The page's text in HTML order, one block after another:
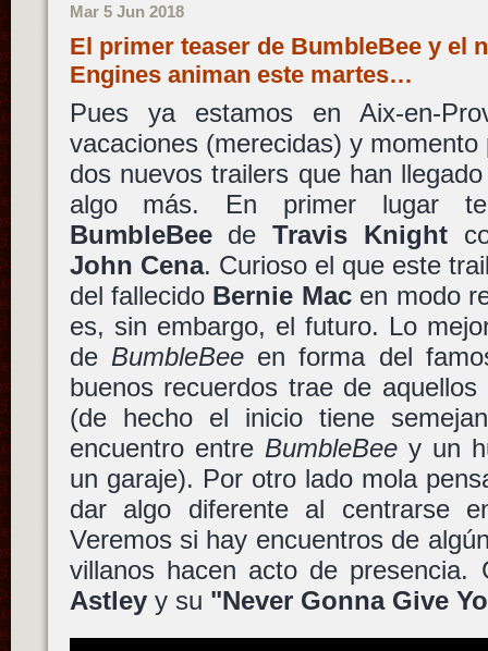
Mar 5 Jun 2018
El primer teaser de BumbleBee y el
Engines animan este martes…
Pues ya estamos en Aix-en-
vacaciones (merecidas) y
dos nuevos trailers que han
algo más. En primer lugar
BumbleBeedeTravis Knight
John Cena. Curioso el que este
del fallecido Bernie Macen modo
es, sin embargo, el futuro. Lo
de BumbleBeeen forma del
buenos recuerdos trae de
(de hecho el inicio tiene
encuentro entre BumbleBeey un
un garaje). Por otro lado mola
dar algo diferente al centrarse
Veremos si hay encuentros de
villanos hacen acto de
Astleyy su "Never Gonna Give